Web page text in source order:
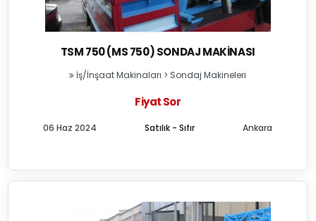
TSM 750 (MS 750) SONDAJ MAKINASI
İş/İnşaat Makinaları > Sondaj Makineleri
Fiyat Sor
Satılık - Sıfır
06 Haz 2024 Ankara